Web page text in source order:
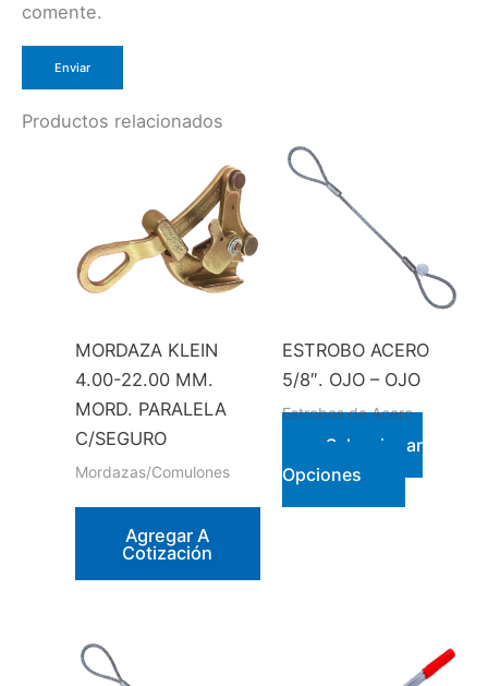
comente.
Productos relacionados
MORDAZA KLEIN
4.00-22.00 MM.
MORD. PARALELA
C/SEGURO
Mordazas/Comulones
Agregar A
Cotización
ESTROBO ACERO
5/8″. OJO – OJO
Estrobos de Acero
Seleccionar
Opciones
Este
producto
opciones
se